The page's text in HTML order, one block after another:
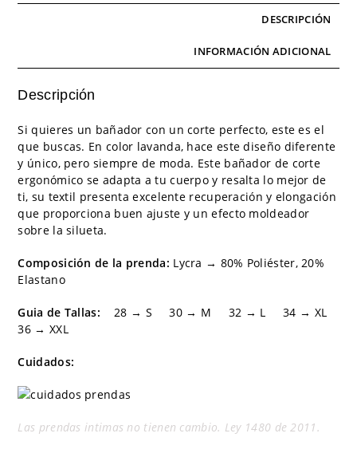
DESCRIPCIÓN
INFORMACIÓN ADICIONAL
Descripción
Si quieres un bañador con un corte perfecto, este es el
que buscas. En color lavanda, hace este diseño diferente
y único, pero siempre de moda. Este bañador de corte
ergonómico se adapta a tu cuerpo y resalta lo mejor de
ti, su textil presenta excelente recuperación y elongación
que proporciona buen ajuste y un efecto moldeador
sobre la silueta.
Composición de la prenda: Lycra → 80% Poliéster, 20%
Elastano
Guia de Tallas:
28 → S 30 → M 32 → L 34 → XL
36 → XXL
Cuidados:
Las prendas intimas no tienen cambio. Ley 1480 de 2011.